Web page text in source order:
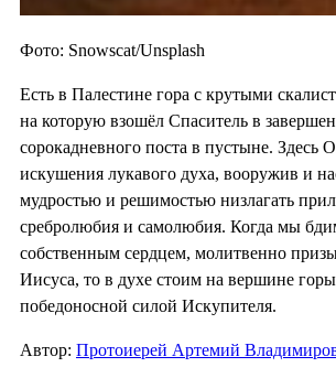
Фото: Snowscat/Unsplash
Есть в Палестине гора с крутыми
на которую взошёл Спаситель в
сорокадневного поста в пустыне. Здесь
искушения лукавого духа, вооружив и
мудростью и решимостью низлагать
сребролюбия и самолюбия. Когда мы
собственным сердцем, молитвенно
Иисуса, то в духе стоим на вершине
победоносной силой Искупителя.
Автор: Протоиерей Артемий